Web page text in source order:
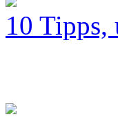
10 Tipps,